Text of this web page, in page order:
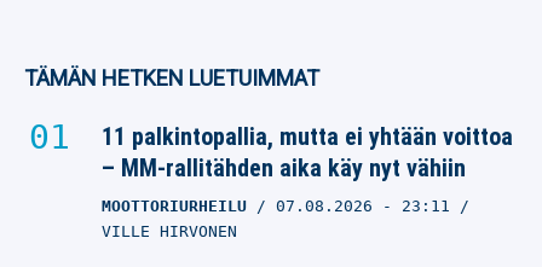
TÄMÄN HETKEN LUETUIMMAT
11 palkintopallia, mutta ei yhtään voittoa
– MM-rallitähden aika käy nyt vähiin
MOOTTORIURHEILU 07.08.2026 - 23:11
VILLE HIRVONEN